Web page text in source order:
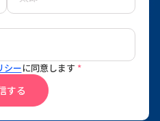
シーに同意します *
する